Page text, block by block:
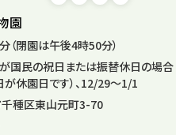
園
閉園は午後4時50分）
国民の祝日または振替休日の場合
休園日です）、12/29～1/1
種区東山元町3-70